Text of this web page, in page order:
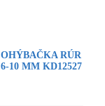
OHÝBAČKA RÚR
6-10 MM KD12527